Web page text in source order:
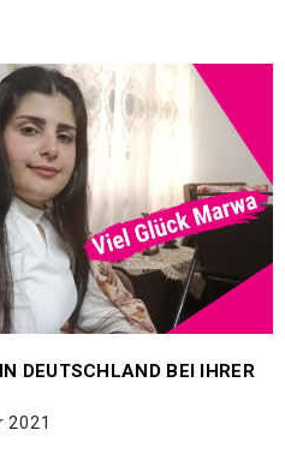
DEUTSCHLAND BEI IHRER
2021